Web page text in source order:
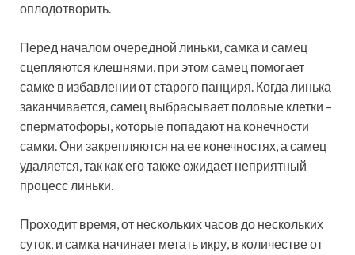
оплодотворить.
Перед началом очередной линьки, самка и самец
сцепляются клешнями, при этом самец помогает
самке в избавлении от старого панциря. Когда линька
заканчивается, самец выбрасывает половые клетки –
сперматофоры, которые попадают на конечности
самки. Они закрепляются на ее конечностях, а самец
удаляется, так как его также ожидает неприятный
процесс линьки.
Проходит время, от нескольких часов до нескольких
суток, и самка начинает метать икру, в количестве от